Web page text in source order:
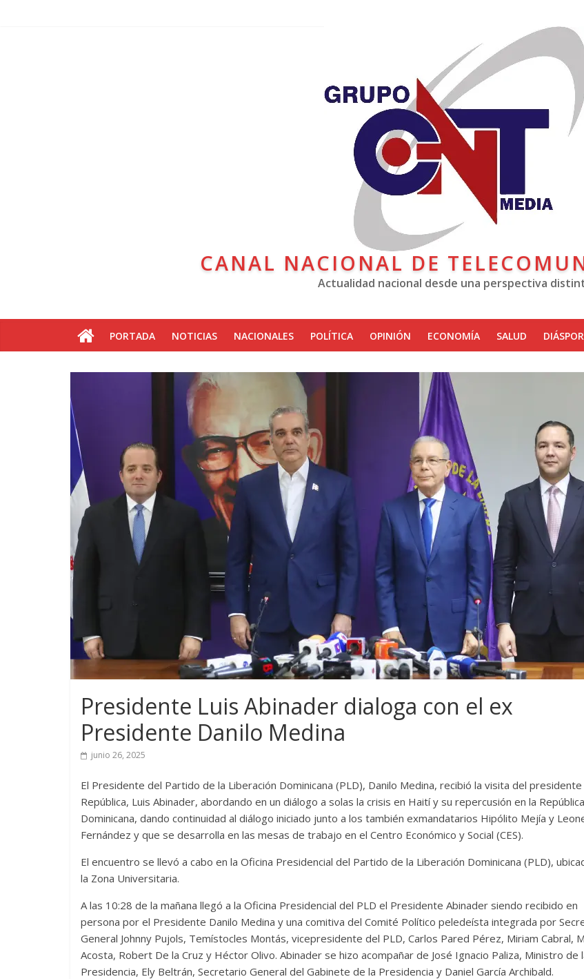
CANAL NACIONAL DE
Actualidad nacional desde una perspectiva
PORTADA NOTICIAS NACIONALES POLÍTICA OPINIÓN ECONOMÍA SALUD
Presidente Luis Abinader dialoga con el ex
Presidente Danilo Medina
junio 26, 2025
El Presidente del Partido de la Liberación Dominicana (PLD), Danilo Medina, recibió la visita del presidente
República, Luis Abinader, abordando en un diálogo a solas la crisis en Haití y su repercusión en la República
Dominicana, dando continuidad al diálogo iniciado junto a los también exmandatarios Hipólito Mejía y
Fernández y que se desarrolla en las mesas de trabajo en el Centro Económico y Social (CES).
El encuentro se llevó a cabo en la Oficina Presidencial del Partido de la Liberación Dominicana (PLD),
la Zona Universitaria.
A las 10:28 de la mañana llegó a la Oficina Presidencial del PLD el Presidente Abinader siendo recibido en
persona por el Presidente Danilo Medina y una comitiva del Comité Político peledeísta integrada por
General Johnny Pujols, Temístocles Montás, vicepresidente del PLD, Carlos Pared Pérez, Miriam Cabral,
Acosta, Robert De la Cruz y Héctor Olivo. Abinader se hizo acompañar de José Ignacio Paliza, Ministro de
Presidencia, Ely Beltrán, Secretario General del Gabinete de la Presidencia y Daniel García Archibald.